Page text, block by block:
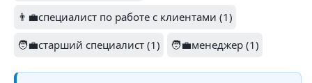
👨‍💼специалист по работе с клиентами (1)
🧑‍💼старший специалист (1)
🧑‍💼менеджер (1)